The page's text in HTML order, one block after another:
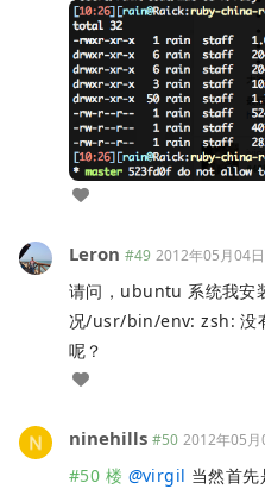
Leron #49 2012年05月04日
请问，ubuntu 系统我安
况/usr/bin/env: zsh: 没
呢？
ninehills #50 2012年05月
#50 楼 @virgil 当然首